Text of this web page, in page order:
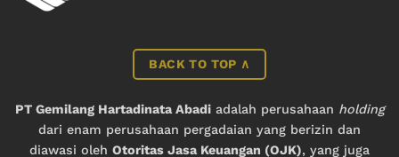
BACK TO TOP ∧
PT Gemilang Hartadinata Abadiadalah perusahaan holding
dari enam perusahaan pergadaian yang berizin dan
diawasi oleh Otoritas Jasa Keuangan (OJK), yang juga